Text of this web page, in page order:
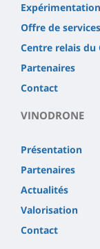
Offre de services
Centre relais du
Partenaires
Contact
VINODRONE
Présentation
Partenaires
Actualités
Valorisation
Contact